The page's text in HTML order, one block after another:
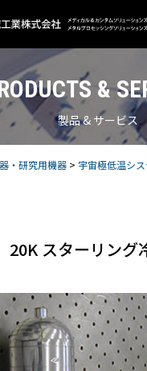
&
製品 & サービス
・研究用機器> 宇宙極低温シ
20K スターリング